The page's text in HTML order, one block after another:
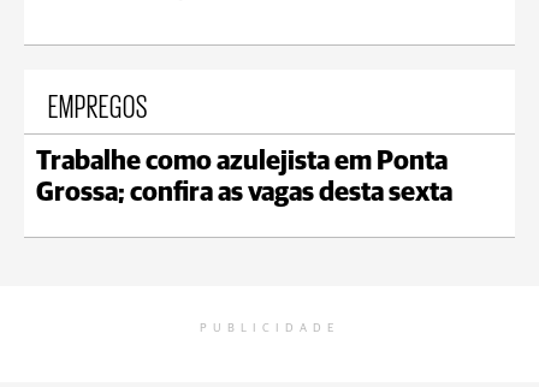
EMPREGOS
Trabalhe como azulejista em Ponta
Grossa; confira as vagas desta sexta
PUBLICIDADE